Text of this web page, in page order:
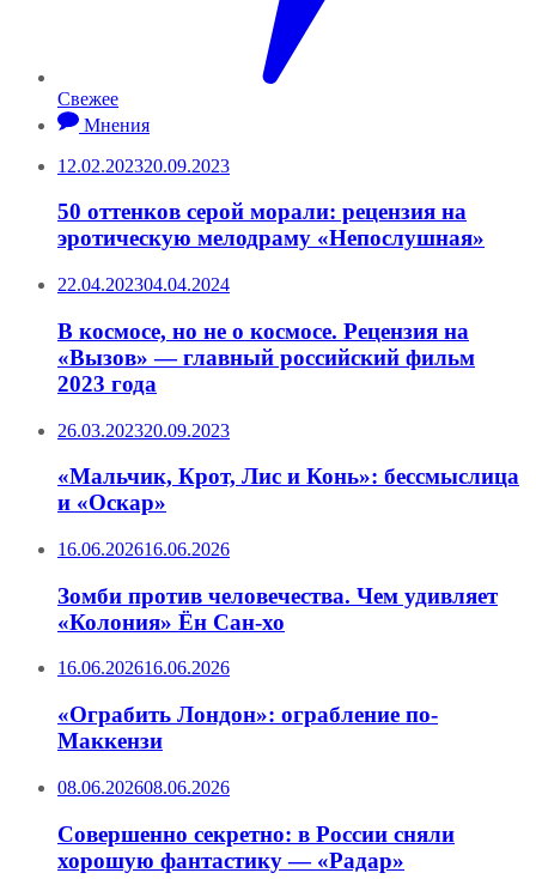
Свежее
Мнения
12.02.202320.09.2023
50 оттенков серой морали: рецензия на
эротическую мелодраму «Непослушная»
22.04.202304.04.2024
В космосе, но не о космосе. Рецензия на
«Вызов» — главный российский фильм
2023 года
26.03.202320.09.2023
«Мальчик, Крот, Лис и Конь»: бессмыслица
и «Оскар»
16.06.202616.06.2026
Зомби против человечества. Чем удивляет
«Колония» Ён Сан-хо
16.06.202616.06.2026
«Ограбить Лондон»: ограбление по-
Маккензи
08.06.202608.06.2026
Совершенно секретно: в России сняли
хорошую фантастику — «Радар»